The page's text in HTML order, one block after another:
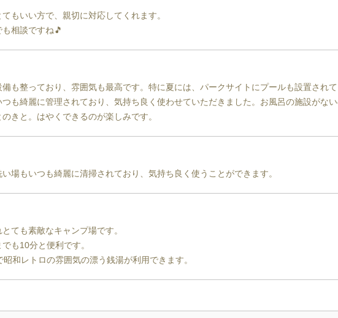
もいい方で、親切に対応してくれます。
相談ですね🎵
備も整っており、雰囲気も最高です。特に夏には、パークサイトにプールも設置され
も綺麗に管理されており、気持ち良く使わせていただきました。お風呂の施設がな
きと。はやくできるのが楽しみです。
場もいつも綺麗に清掃されており、気持ち良く使うことができます。
ても素敵なキャンプ場です。
も10分と便利です。
和レトロの雰囲気の漂う銭湯が利用できます。